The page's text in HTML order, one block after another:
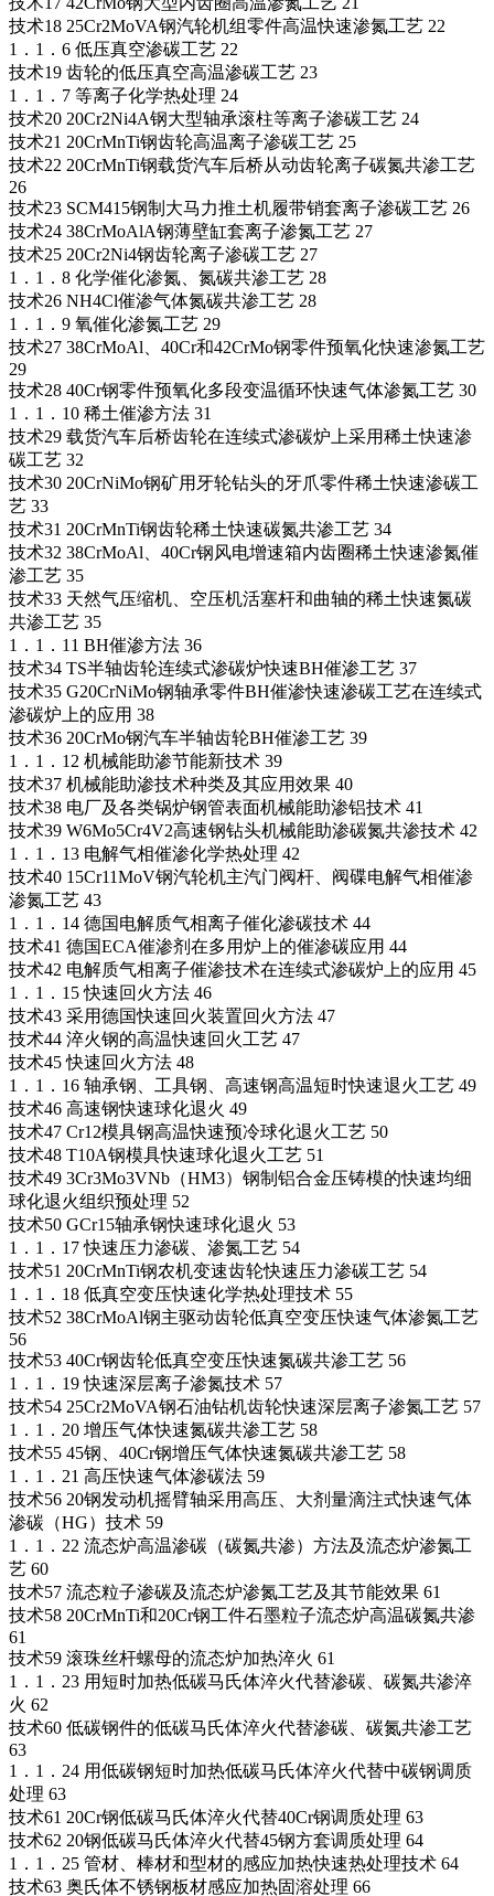
技术18 25Cr2MoVA钢汽轮机组零件高温快速渗氮工艺 22
1．1．6 低压真空渗碳工艺 22
技术19 齿轮的低压真空高温渗碳工艺 23
1．1．7 等离子化学热处理 24
技术20 20Cr2Ni4A钢大型轴承滚柱等离子渗碳工艺 24
技术21 20CrMnTi钢齿轮高温离子渗碳工艺 25
技术22 20CrMnTi钢载货汽车后桥从动齿轮离子碳氮共渗工艺
26
技术23 SCM415钢制大马力推土机履带销套离子渗碳工艺 26
技术24 38CrMoAlA钢薄壁缸套离子渗氮工艺 27
技术25 20Cr2Ni4钢齿轮离子渗碳工艺 27
1．1．8 化学催化渗氮、氮碳共渗工艺 28
技术26 NH4Cl催渗气体氮碳共渗工艺 28
1．1．9 氧催化渗氮工艺 29
技术27 38CrMoAl、40Cr和42CrMo钢零件预氧化快速渗氮工艺
29
技术28 40Cr钢零件预氧化多段变温循环快速气体渗氮工艺 30
1．1．10 稀土催渗方法 31
技术29 载货汽车后桥齿轮在连续式渗碳炉上采用稀土快速渗
碳工艺 32
技术30 20CrNiMo钢矿用牙轮钻头的牙爪零件稀土快速渗碳工
艺 33
技术31 20CrMnTi钢齿轮稀土快速碳氮共渗工艺 34
技术32 38CrMoAl、40Cr钢风电增速箱内齿圈稀土快速渗氮催
渗工艺 35
技术33 天然气压缩机、空压机活塞杆和曲轴的稀土快速氮碳
共渗工艺 35
1．1．11 BH催渗方法 36
技术34 TS半轴齿轮连续式渗碳炉快速BH催渗工艺 37
技术35 G20CrNiMo钢轴承零件BH催渗快速渗碳工艺在连续式
渗碳炉上的应用 38
技术36 20CrMo钢汽车半轴齿轮BH催渗工艺 39
1．1．12 机械能助渗节能新技术 39
技术37 机械能助渗技术种类及其应用效果 40
技术38 电厂及各类锅炉钢管表面机械能助渗铝技术 41
技术39 W6Mo5Cr4V2高速钢钻头机械能助渗碳氮共渗技术 42
1．1．13 电解气相催渗化学热处理 42
技术40 15Cr11MoV钢汽轮机主汽门阀杆、阀碟电解气相催渗
渗氮工艺 43
1．1．14 德国电解质气相离子催化渗碳技术 44
技术41 德国ECA催渗剂在多用炉上的催渗碳应用 44
技术42 电解质气相离子催渗技术在连续式渗碳炉上的应用 45
1．1．15 快速回火方法 46
技术43 采用德国快速回火装置回火方法 47
技术44 淬火钢的高温快速回火工艺 47
技术45 快速回火方法 48
1．1．16 轴承钢、工具钢、高速钢高温短时快速退火工艺 49
技术46 高速钢快速球化退火 49
技术47 Cr12模具钢高温快速预冷球化退火工艺 50
技术48 T10A钢模具快速球化退火工艺 51
技术49 3Cr3Mo3VNb（HM3）钢制铝合金压铸模的快速均细
球化退火组织预处理 52
技术50 GCr15轴承钢快速球化退火 53
1．1．17 快速压力渗碳、渗氮工艺 54
技术51 20CrMnTi钢农机变速齿轮快速压力渗碳工艺 54
1．1．18 低真空变压快速化学热处理技术 55
技术52 38CrMoAl钢主驱动齿轮低真空变压快速气体渗氮工艺
56
技术53 40Cr钢齿轮低真空变压快速氮碳共渗工艺 56
1．1．19 快速深层离子渗氮技术 57
技术54 25Cr2MoVA钢石油钻机齿轮快速深层离子渗氮工艺 57
1．1．20 增压气体快速氮碳共渗工艺 58
技术55 45钢、40Cr钢增压气体快速氮碳共渗工艺 58
1．1．21 高压快速气体渗碳法 59
技术56 20钢发动机摇臂轴采用高压、大剂量滴注式快速气体
渗碳（HG）技术 59
1．1．22 流态炉高温渗碳（碳氮共渗）方法及流态炉渗氮工
艺 60
技术57 流态粒子渗碳及流态炉渗氮工艺及其节能效果 61
技术58 20CrMnTi和20Cr钢工件石墨粒子流态炉高温碳氮共渗
61
技术59 滚珠丝杆螺母的流态炉加热淬火 61
1．1．23 用短时加热低碳马氏体淬火代替渗碳、碳氮共渗淬
火 62
技术60 低碳钢件的低碳马氏体淬火代替渗碳、碳氮共渗工艺
63
1．1．24 用低碳钢短时加热低碳马氏体淬火代替中碳钢调质
处理 63
技术61 20Cr钢低碳马氏体淬火代替40Cr钢调质处理 63
技术62 20钢低碳马氏体淬火代替45钢方套调质处理 64
1．1．25 管材、棒材和型材的感应加热快速热处理技术 64
技术63 奥氏体不锈钢板材感应加热固溶处理 66